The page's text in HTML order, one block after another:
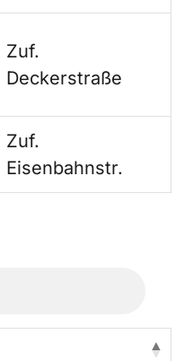
Zuf.
Deckerstraße
Zuf.
Eisenbahnstr.